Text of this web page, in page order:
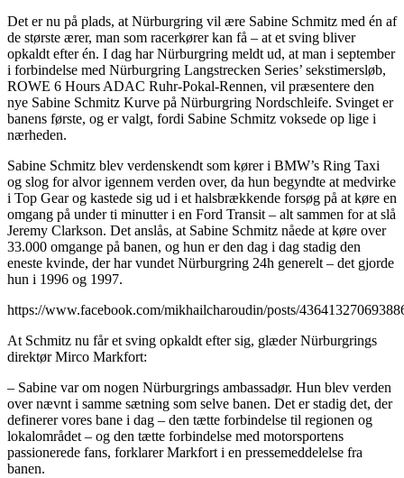
Det er nu på plads, at Nürburgring vil ære Sabine Schmitz med én af
de største ærer, man som racerkører kan få – at et sving bliver
opkaldt efter én. I dag har Nürburgring meldt ud, at man i september
i forbindelse med Nürburgring Langstrecken Series’ sekstimersløb,
ROWE 6 Hours ADAC Ruhr-Pokal-Rennen, vil præsentere den
nye Sabine Schmitz Kurve på Nürburgring Nordschleife. Svinget er
banens første, og er valgt, fordi Sabine Schmitz voksede op lige i
nærheden.
Sabine Schmitz blev verdenskendt som kører i BMW’s Ring Taxi
og slog for alvor igennem verden over, da hun begyndte at medvirke
i Top Gear og kastede sig ud i et halsbrækkende forsøg på at køre en
omgang på under ti minutter i en Ford Transit – alt sammen for at slå
Jeremy Clarkson. Det anslås, at Sabine Schmitz nåede at køre over
33.000 omgange på banen, og hun er den dag i dag stadig den
eneste kvinde, der har vundet Nürburgring 24h generelt – det gjorde
hun i 1996 og 1997.
https://www.facebook.com/mikhailcharoudin/posts/
At Schmitz nu får et sving opkaldt efter sig, glæder Nürburgrings
direktør Mirco Markfort:
– Sabine var om nogen Nürburgrings ambassadør. Hun blev verden
over nævnt i samme sætning som selve banen. Det er stadig det, der
definerer vores bane i dag – den tætte forbindelse til regionen og
lokalområdet – og den tætte forbindelse med motorsportens
passionerede fans, forklarer Markfort i en pressemeddelelse fra
banen.